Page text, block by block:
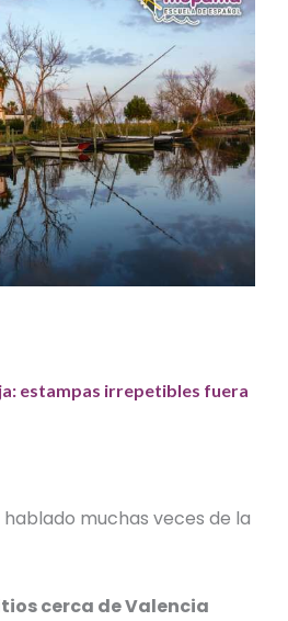
estampas irrepetibles fuera
muchas veces de la
cerca de Valencia